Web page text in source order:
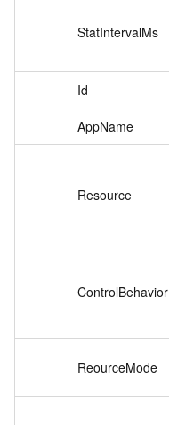
StatIntervalMs
Id
AppName
Resource
ControlBehavior
ReourceMode